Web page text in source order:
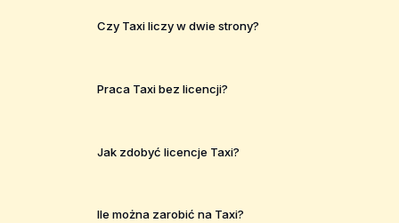
Czy Taxi liczy w dwie strony?
Praca Taxi bez licencji?
Jak zdobyć licencje Taxi?
Ile można zarobić na Taxi?